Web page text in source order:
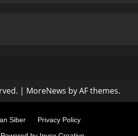
| MoreNews by AF themes.
Siber
Privacy Policy